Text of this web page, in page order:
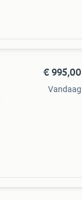
€ 995,00
Vandaag